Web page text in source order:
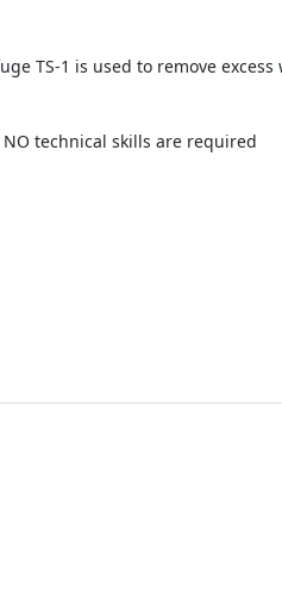
TS-1 is used to remove
technical skills are required